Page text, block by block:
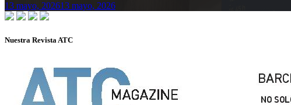
13 mayo, 202613 mayo, 2026
Nuestra Revista ATC